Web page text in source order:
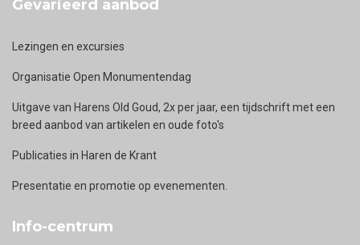
Gevarieerd aanbod
Lezingen en excursies
Organisatie Open Monumentendag
Uitgave van Harens Old Goud, 2x per jaar, een tijdschrift met een
breed aanbod van artikelen en oude foto's
Publicaties in Haren de Krant
Presentatie en promotie op evenementen.
Info-centrum